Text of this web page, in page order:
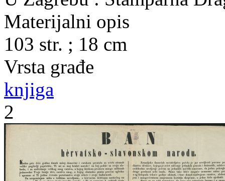
Materijalni opis
103 str. ; 18 cm
Vrsta građe
knjiga
2